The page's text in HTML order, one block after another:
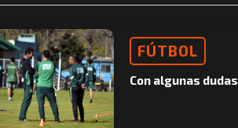
FÚTBOL
Con algunas dudas